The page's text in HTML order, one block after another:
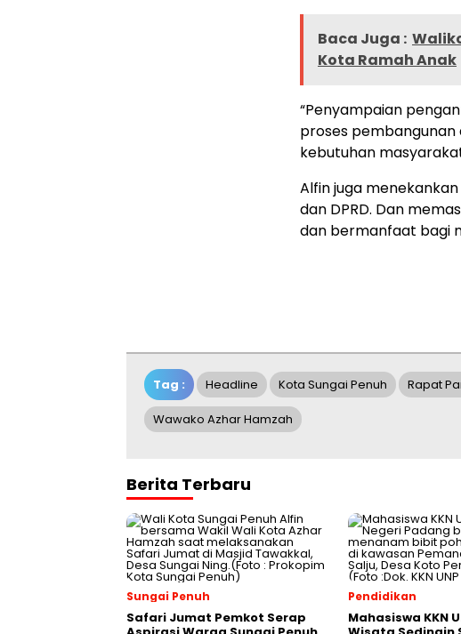
Baca Juga :
Kota Ramah Anak
“Penyampaian
proses
kebutuhan
Alfin juga
dan DPRD. Dan
dan bermanfaat bagi
Tag : Headline Kota Sungai Penuh Rapat
Wawako Azhar Hamzah
Berita Terbaru
Sungai Penuh
Safari Jumat Pemkot Serap
Pendidikan
Mahasiswa KKN